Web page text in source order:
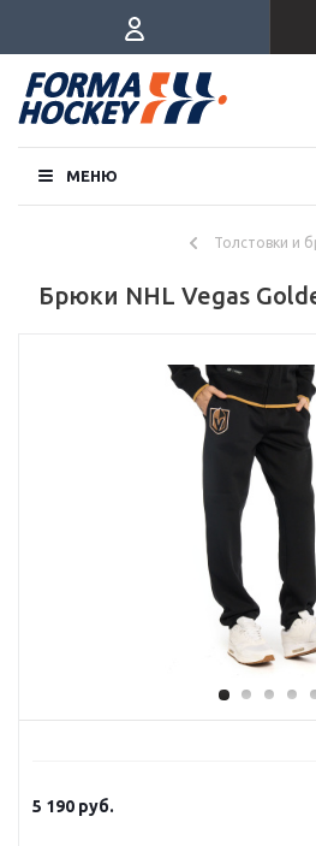
МЕНЮ
Толстовки и
Брюки NHL Vegas
5 190 руб.